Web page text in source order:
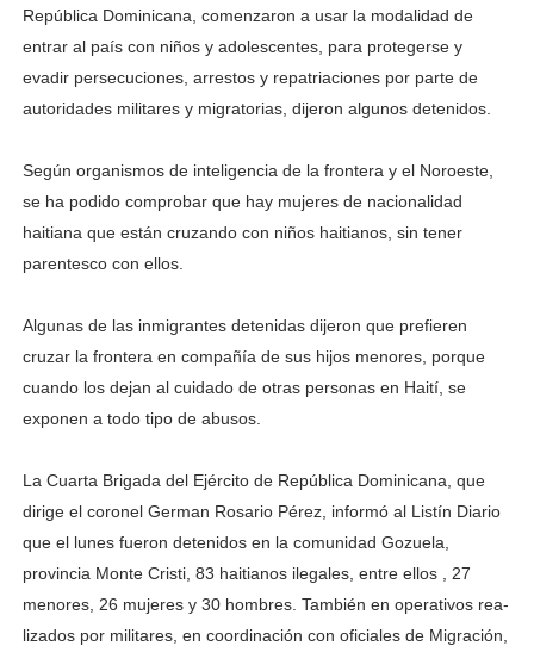
República Domini­cana, comenzaron a usar la modalidad de
entrar al país con niños y ado­lescentes, para proteger­se y
evadir persecuciones, arrestos y repatriaciones por parte de
autoridades militares y migratorias, di­jeron algunos detenidos.
Según organismos de in­teligencia de la frontera y el Noroeste,
se ha podido comprobar que hay muje­res de nacionalidad
haitia­na que están cruzando con niños haitianos, sin tener
parentesco con ellos.
Algunas de las inmigrantes detenidas dijeron que pre­fieren
cruzar la frontera en compañía de sus hijos me­nores, porque
cuando los dejan al cuidado de otras personas en Haití, se
expo­nen a todo tipo de abusos.
La Cuarta Brigada del Ejér­cito de República Domini­cana, que
dirige el coronel German Rosario Pérez, in­formó al Listín Diario
que el lunes fueron detenidos en la comunidad Gozue­la,
provincia Monte Cristi, 83 haitianos ilegales, entre ellos , 27
menores, 26 mu­jeres y 30 hombres. Tam­bién en operativos rea­
lizados por militares, en coordinación con oficiales de Migración,